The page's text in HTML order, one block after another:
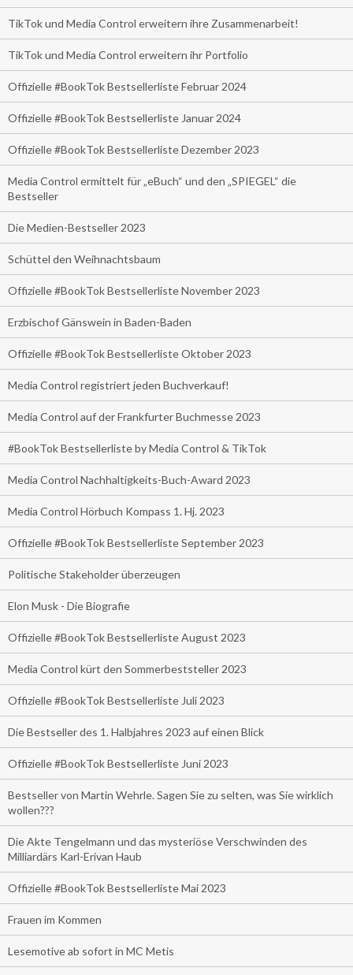
TikTok und Media Control erweitern ihre Zusammenarbeit!
TikTok und Media Control erweitern ihr Portfolio
Offizielle #BookTok Bestsellerliste Februar 2024
Offizielle #BookTok Bestsellerliste Januar 2024
Offizielle #BookTok Bestsellerliste Dezember 2023
Media Control ermittelt für „eBuch“ und den „SPIEGEL“ die
Bestseller
Die Medien-Bestseller 2023
Schüttel den Weihnachtsbaum
Offizielle #BookTok Bestsellerliste November 2023
Erzbischof Gänswein in Baden-Baden
Offizielle #BookTok Bestsellerliste Oktober 2023
Media Control registriert jeden Buchverkauf!
Media Control auf der Frankfurter Buchmesse 2023
#BookTok Bestsellerliste by Media Control & TikTok
Media Control Nachhaltigkeits-Buch-Award 2023
Media Control Hörbuch Kompass 1. Hj. 2023
Offizielle #BookTok Bestsellerliste September 2023
Politische Stakeholder überzeugen
Elon Musk - Die Biografie
Offizielle #BookTok Bestsellerliste August 2023
Media Control kürt den Sommerbeststeller 2023
Offizielle #BookTok Bestsellerliste Juli 2023
Die Bestseller des 1. Halbjahres 2023 auf einen Blick
Offizielle #BookTok Bestsellerliste Juni 2023
Bestseller von Martin Wehrle. Sagen Sie zu selten, was Sie wirklich
wollen???
Die Akte Tengelmann und das mysteriöse Verschwinden des
Milliardärs Karl-Erivan Haub
Offizielle #BookTok Bestsellerliste Mai 2023
Frauen im Kommen
Lesemotive ab sofort in MC Metis